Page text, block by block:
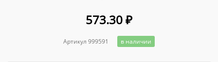
573.30₽
Артикул 999591 в наличии